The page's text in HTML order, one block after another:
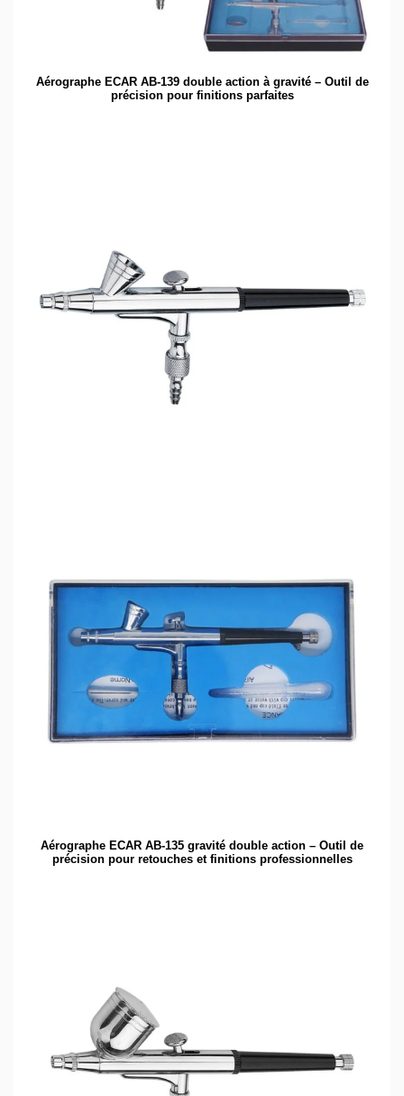
Aérographe ECAR AB-139 double action à gravité – Outil de
précision pour finitions parfaites
Aérographe ECAR AB-135 gravité double action – Outil de
précision pour retouches et finitions professionnelles